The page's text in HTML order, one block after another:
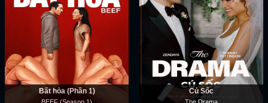
Bất hòa (Phần 1) Cú Sốc